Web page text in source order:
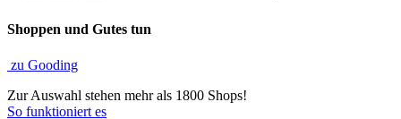
Shoppen und Gutes tun
zu Gooding
Zur Auswahl stehen mehr als 1800 Shops!
So funktioniert es